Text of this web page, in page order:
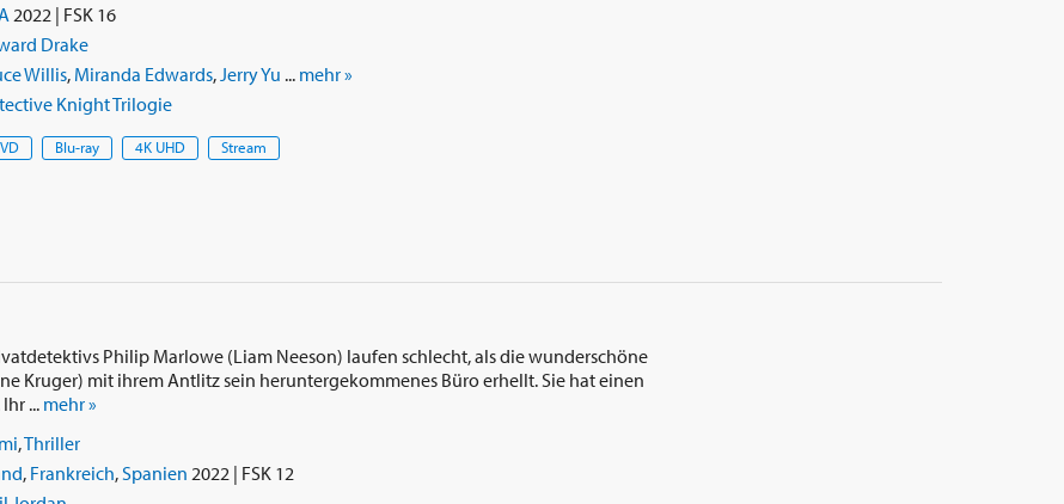
2022 | FSK 16
Drake
Willis, Miranda Edwards, Jerry Yu ... mehr »
Knight Trilogie
Blu-ray 4K UHD Stream
Philip Marlowe (Liam Neeson) laufen schlecht, als die wunderschöne
Kruger) mit ihrem Antlitz sein heruntergekommenes Büro erhellt. Sie hat einen
... mehr »
,Thriller
, Frankreich, Spanien 2022 | FSK 12